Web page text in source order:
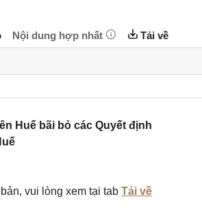
Nội dung hợp nhất Tải về
Huế bãi bỏ các Quyết định
vui lòng xem tại tab Tải về